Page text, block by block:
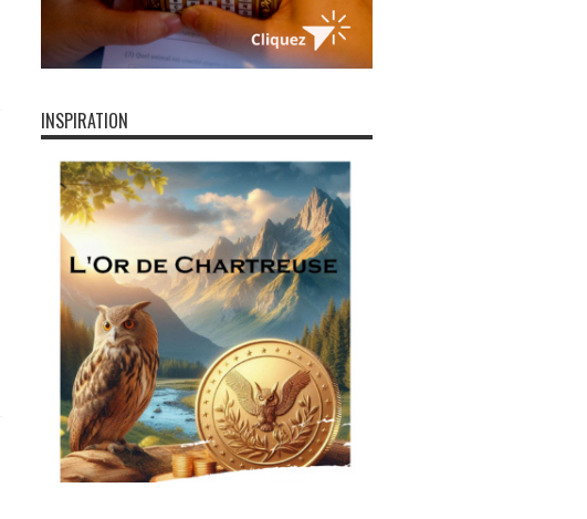
INSPIRATION